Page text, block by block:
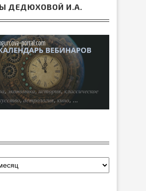
ДЕДЮХОВОЙ И.А.